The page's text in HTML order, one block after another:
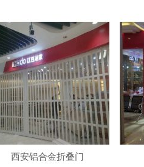
西安铝合金折叠门